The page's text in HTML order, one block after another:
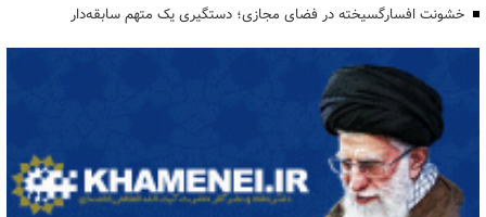
خشونت افسارگسیخته در فضای مجازی؛ دستگیری یک متهم سابقه‌دار